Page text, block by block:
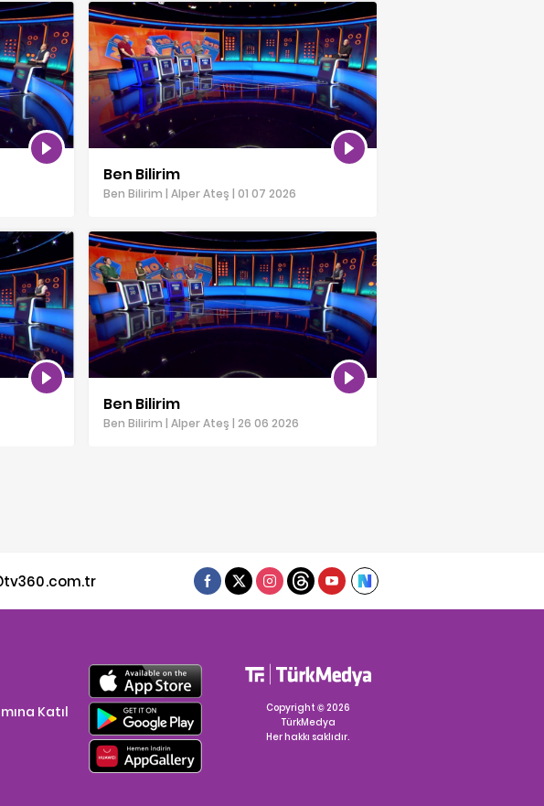
Ben Bilirim
Ben Bilirim | Alper Ateş | 01 07 2026
Ben Bilirim
Ben Bilirim | Alper Ateş | 26 06 2026
Katıl
Copyright © 2026
TürkMedya
Her hakkı saklıdır.